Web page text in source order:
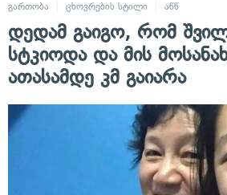
გართობა
ცხოვრების სტილი აწწ
დედამ გაიგო, რომ
სტკიოდა და მის
ათასამდე კმ გაიარა